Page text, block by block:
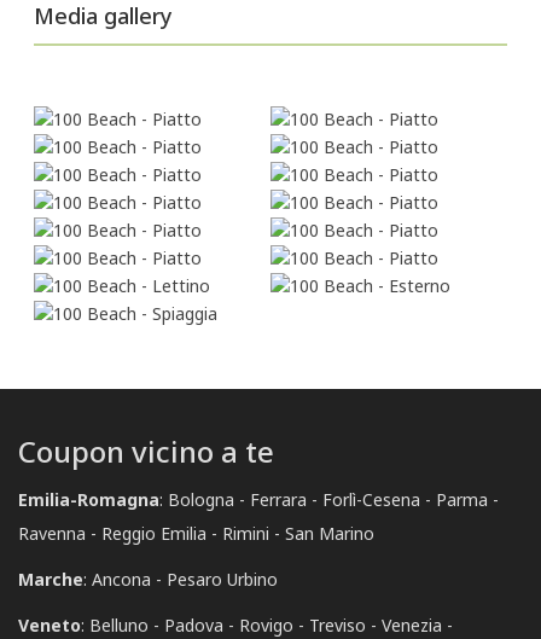
Media gallery
Coupon vicino a te
Emilia-Romagna: Bologna Ferrara Forlì-Cesena
Parma
Ravenna
Reggio Emilia Rimini
San Marino
Marche: Ancona
Pesaro Urbino
Veneto: Belluno Padova Rovigo Treviso
Venezia